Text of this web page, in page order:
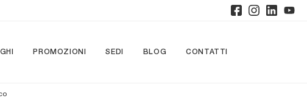
PROMOZIONI SEDI BLOG CONTATTI